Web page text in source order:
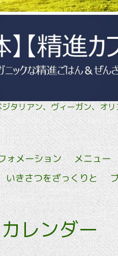
ベジタリアン、ヴィーガ
ォメーション メニュー
いきさつをざっくりと
カレンダー